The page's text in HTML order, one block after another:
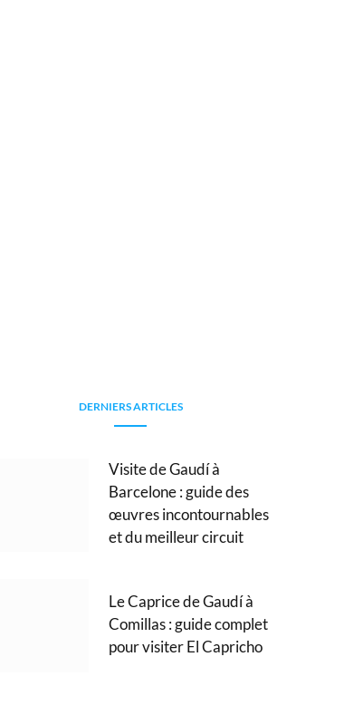
DERNIERS ARTICLES
Visite de Gaudí à
Barcelone : guide des
œuvres incontournables
et du meilleur circuit
Le Caprice de Gaudí à
Comillas : guide complet
pour visiter El Capricho